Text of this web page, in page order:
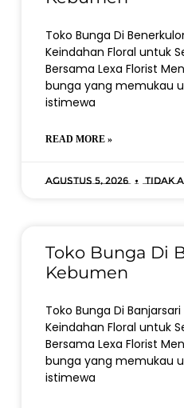
Toko Bunga Di
Keindahan Floral untuk
Bersama Lexa Florist
bunga yang memukau
istimewa
READ MORE »
Agustus 5, 2026 Tidak
Toko Bunga Di
Kebumen
Toko Bunga Di
Keindahan Floral untuk
Bersama Lexa Florist
bunga yang memukau
istimewa